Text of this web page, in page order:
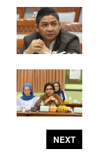
NEXT